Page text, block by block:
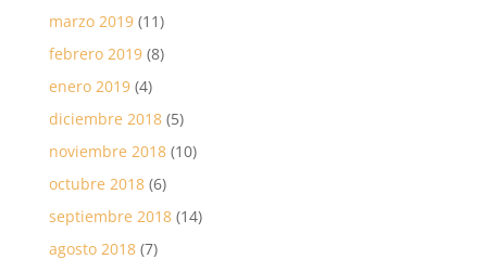
marzo 2019(11)
febrero 2019(8)
enero 2019(4)
diciembre 2018(5)
noviembre 2018(10)
octubre 2018(6)
septiembre 2018(14)
agosto 2018(7)